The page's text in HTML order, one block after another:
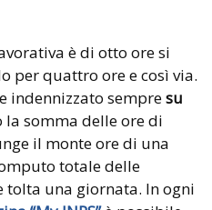
è di otto ore si
per quattro ore e così via.
indennizzato sempresu
la somma delle ore di
il monte ore di una
totale delle
tolta una giornata. In ogni